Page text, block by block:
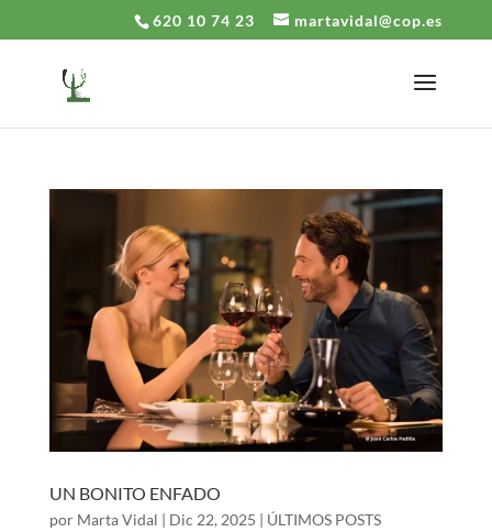
620 10 74 23 martavidal@cop.es
UN BONITO ENFADO
por Marta Vidal | Dic 22, 2025 | ÚLTIMOS POSTS